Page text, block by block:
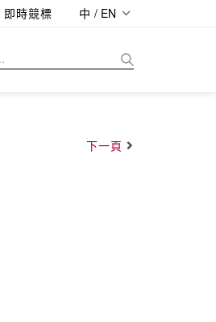
即時競標 中 / EN
下一頁